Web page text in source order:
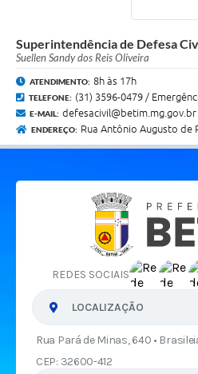
Superintendência de Defesa
Suellen Sandy dos Reis Oliveira
ATENDIMENTO: 8h às 17h
TELEFONE: (31) 3596-0479 /
E-MAIL: defesacivil@betim.mg.gov.br
ENDEREÇO: Rua Antônio Augusto de
REDES SOCIAIS
LOCALIZAÇÃO
Rua Pará de Minas, 640 •
CEP: 32600-412